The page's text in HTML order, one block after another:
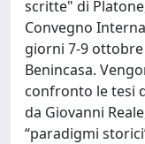
scritte" di
Convegno
giorni 7-9
Benincasa.
confronto le tesi
da Giovanni
“paradigmi